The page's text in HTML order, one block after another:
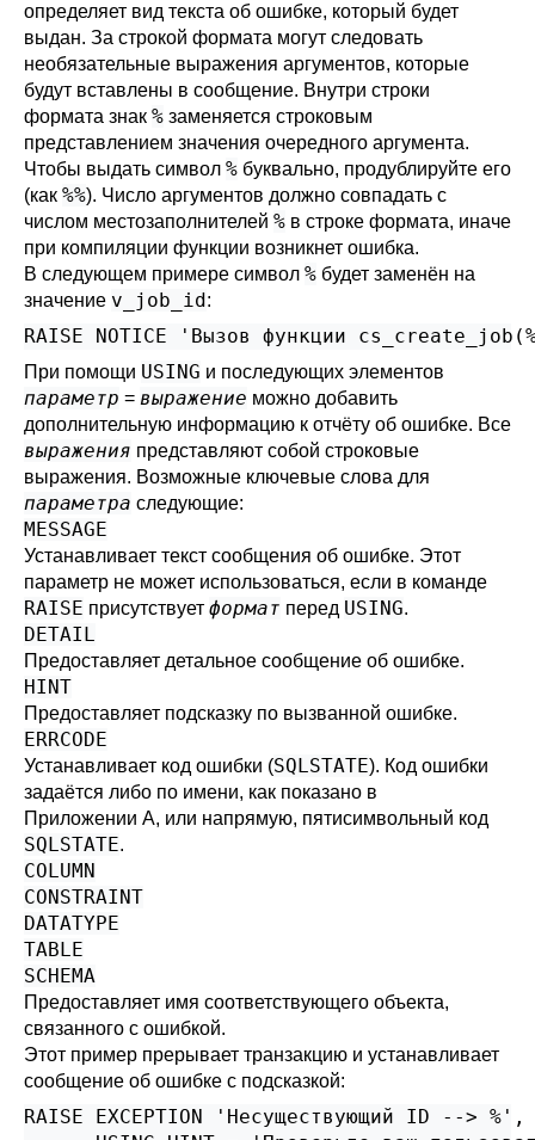
определяет вид текста об ошибке, который будет
выдан. За строкой формата могут следовать
необязательные выражения аргументов, которые
будут вставлены в сообщение. Внутри строки
формата знак % заменяется строковым
представлением значения очередного аргумента.
Чтобы выдать символ % буквально, продублируйте его
(как %%). Число аргументов должно совпадать с
числом местозаполнителей % в строке формата, иначе
при компиляции функции возникнет ошибка.
В следующем примере символ % будет заменён на
значение v_job_id:
RAISE NOTICE 'Вызов функции
При помощи USING и последующих элементов
параметр = выражение можно добавить
дополнительную информацию к отчёту об ошибке. Все
выражения представляют собой строковые
выражения. Возможные ключевые слова для
параметра следующие:
MESSAGE
Устанавливает текст сообщения об ошибке. Этот
параметр не может использоваться, если в команде
RAISE присутствует формат перед USING.
DETAIL
Предоставляет детальное сообщение об ошибке.
HINT
Предоставляет подсказку по вызванной ошибке.
ERRCODE
Устанавливает код ошибки (SQLSTATE). Код ошибки
задаётся либо по имени, как показано в
Приложении A, или напрямую, пятисимвольный код
SQLSTATE.
COLUMN
CONSTRAINT
DATATYPE
TABLE
SCHEMA
Предоставляет имя соответствующего объекта,
связанного с ошибкой.
Этот пример прерывает транзакцию и устанавливает
сообщение об ошибке с подсказкой:
RAISE EXCEPTION 'Несуществующий ID -->